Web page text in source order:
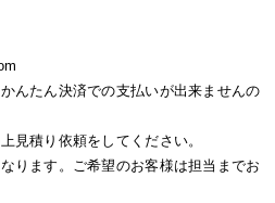
んたん決済での支払いが出来ませんの
見積り依頼をしてください。
ります。ご希望のお客様は担当までお